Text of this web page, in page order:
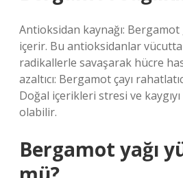
Antioksidan kaynağı:
içerir. Bu antioksidanlar
radikallerle savaşarak hücre
azaltıcı: Bergamot çayı
Doğal içerikleri stresi ve kaygıyı
olabilir.
Bergamot yağı